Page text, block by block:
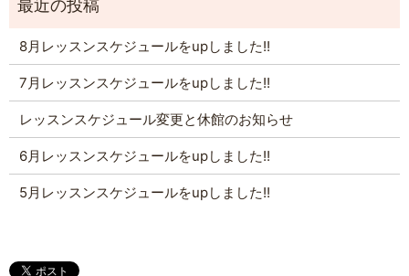
8月レッスンスケジュールをupしました!!
7月レッスンスケジュールをupしました!!
レッスンスケジュール変更と休館のお知らせ
6月レッスンスケジュールをupしました!!
5月レッスンスケジュールをupしました!!